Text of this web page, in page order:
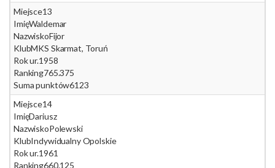
Miejsce13
ImięWaldemar
NazwiskoFijor
KlubMKS Skarmat, Toruń
Rok ur.1958
Ranking765.375
Suma punktów6123
Miejsce14
ImięDariusz
NazwiskoPolewski
KlubIndywidualny Opolskie
Rok ur.1961
Ranking660.125